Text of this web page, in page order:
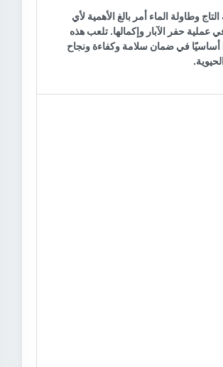
وطاولة الماء أمر بالغ الأهمية لأي
حفر الآبار وإكمالها. تلعب هذه
أساسيًا في ضمان سلامة وكفاءة ونجاح